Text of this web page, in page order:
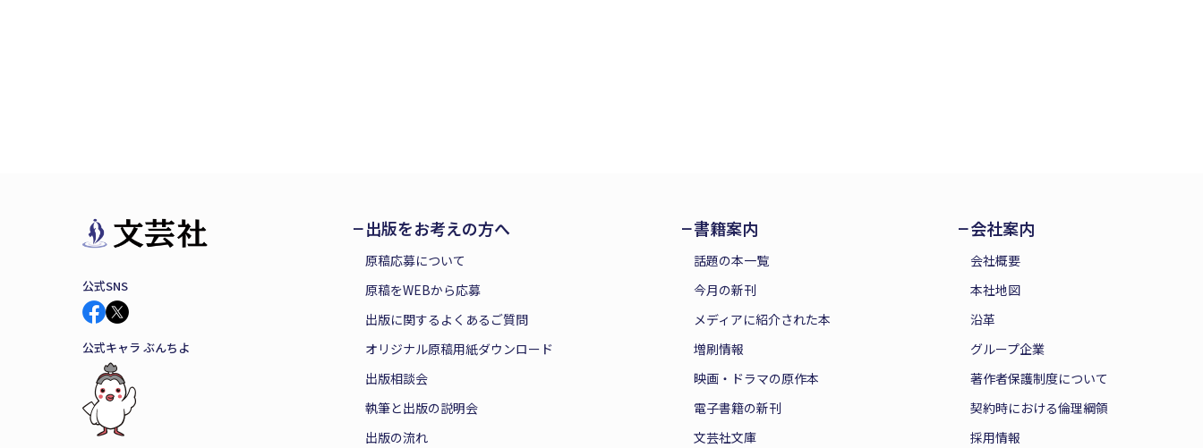
公式SNS
公式キャラ ぶんちよ
出版をお考えの方へ
原稿応募について
原稿をWEBから応募
出版に関するよくあるご質問
オリジナル原稿用紙ダウンロード
出版相談会
執筆と出版の説明会
出版の流れ
書籍案内
話題の本一覧
今月の新刊
メディアに紹介された本
増刷情報
映画・ドラマの原作本
電子書籍の新刊
文芸社文庫
会社案内
会社概要
本社地図
沿革
グループ企業
著作者保護制度について
契約時における倫理綱領
採用情報